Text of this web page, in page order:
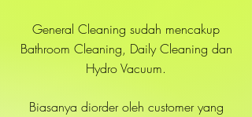
General Cleaning sudah mencakup
Bathroom Cleaning, Daily Cleaning dan
Hydro Vacuum.
Biasanya diorder oleh customer yang